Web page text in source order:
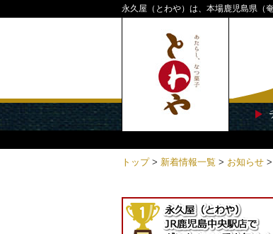
永久屋（とわや）は、本場鹿児島県（
トップ> 新着情報一覧 > お知らせ >